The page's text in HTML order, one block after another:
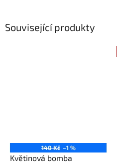
Související produkty
140 Kč –1 %
Květinová bomba